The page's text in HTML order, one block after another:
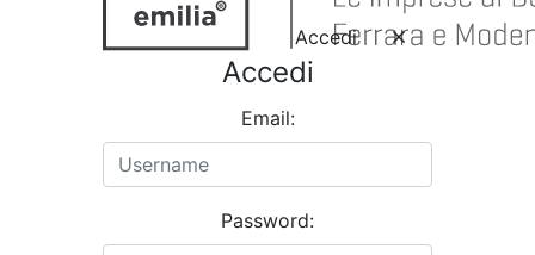
Accedi
Accedi
Email:
Password: